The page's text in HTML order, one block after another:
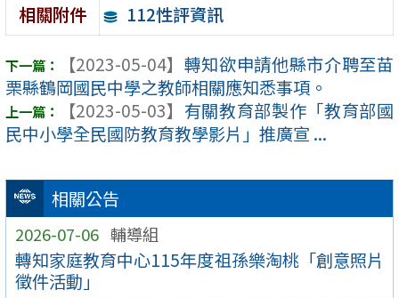
相關公告
2026-07-06 輔導組
轉知家庭教育中心115年度祖孫樂淘桃「創意照片
徵件活動」
相關附件
112性評資訊
【2023-05-04】 轉知欲申請他縣市介聘至苗
栗縣鶴岡國民中學之教師相關應知悉事項。
【2023-05-03】 有關教育部製作「教育部國
民中小學全民國防教育教學影片」推廣宣 ...